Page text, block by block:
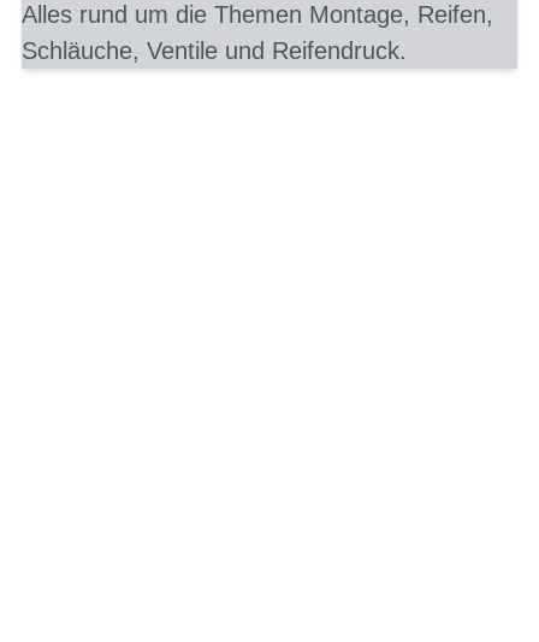
Alles rund um die Themen Montage, Reifen,
Schläuche, Ventile und Reifendruck.